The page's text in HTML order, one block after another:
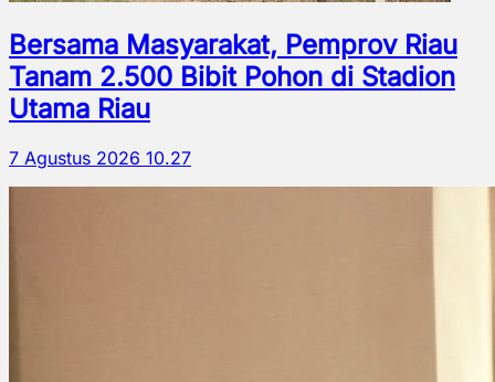
Bersama Masyarakat, Pemprov Riau
Tanam 2.500 Bibit Pohon di Stadion
Utama Riau
7 Agustus 2026 10.27